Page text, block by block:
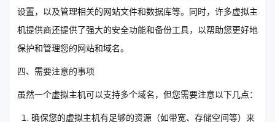
设置，以及管理相关的网站文件和数据库等。同时，许多虚拟主
机提供商还提供了强大的安全功能和备份工具，以帮助您更好地
保护和管理您的网站和域名。
四、需要注意的事项
虽然一个虚拟主机可以支持多个域名，但您需要注意以下几点：
确保您的虚拟主机有足够的资源（如带宽、存储空间等）来